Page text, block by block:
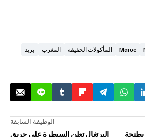
الخفيفة المغرب
بريد
الوظيفة السابقة
تعلن السيطرة على حريق